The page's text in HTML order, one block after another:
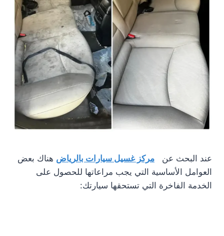
عند البحث عن مركز غسيل سيارات بالرياض هناك بعض
العوامل الأساسية التي يجب مراعاتها للحصول على
الخدمة الفاخرة التي تستحقها سيارتك: